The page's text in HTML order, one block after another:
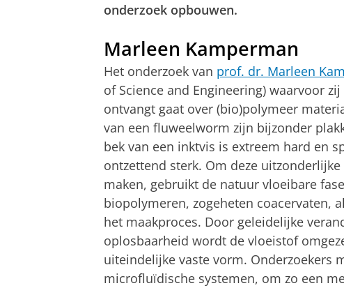
onderzoek opbouwen.
Marleen Kamperman
Het onderzoek van prof. dr. Marleen
of Science and Engineering) waarvoor zij
ontvangt gaat over (bio)polymeer
van een fluweelworm zijn bijzonder
bek van een inktvis is extreem hard en
ontzettend sterk. Om deze
maken, gebruikt de natuur vloeibare
biopolymeren, zogeheten coacervaten,
het maakproces. Door geleidelijke
oplosbaarheid wordt de vloeistof
uiteindelijke vaste vorm. Onderzoekers
microfluïdische systemen, om zo een